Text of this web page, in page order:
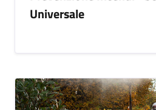
Universale